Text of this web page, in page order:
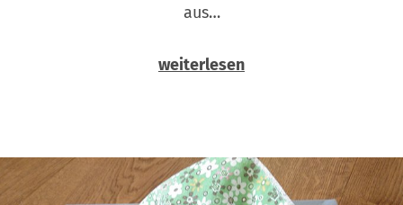
aus…
weiterlesen